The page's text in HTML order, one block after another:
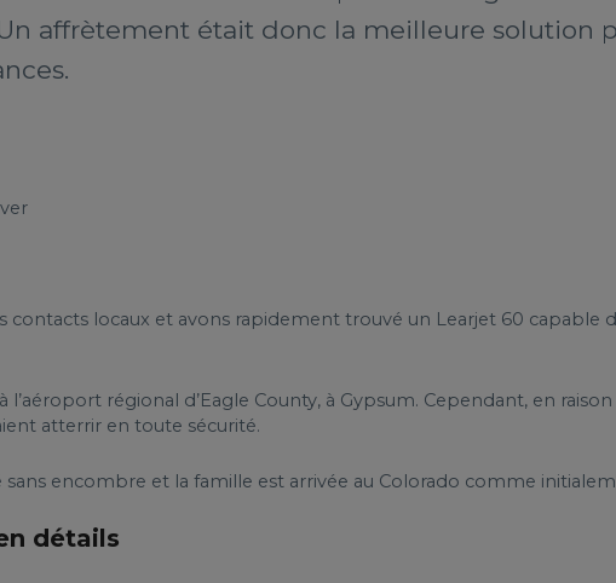
affrètement était donc la meilleure solution
contacts locaux et avons rapidement trouvé un Learjet 60 capable
l’aéroport régional d’Eagle County, à Gypsum. Cependant, en
atterrir en toute sécurité.
sans encombre et la famille est arrivée au Colorado comme
détails